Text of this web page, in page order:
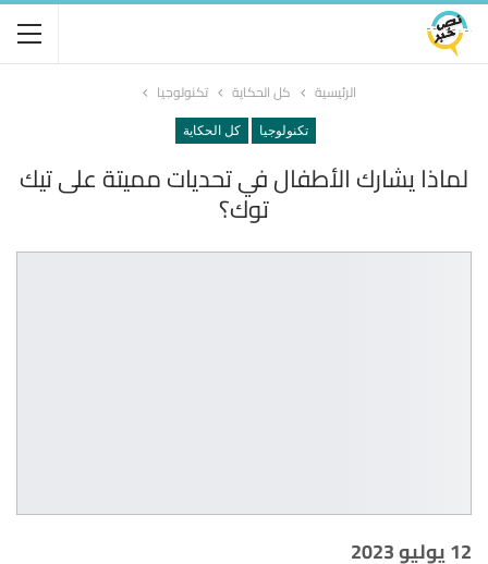
الرئيسية كل الحكاية تكنولوجيا
تكنولوجيا كل الحكاية
لماذا يشارك الأطفال في تحديات مميتة على تيك
توك؟
12 يوليو 2023